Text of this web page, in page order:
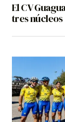
El CV
tres núcleos